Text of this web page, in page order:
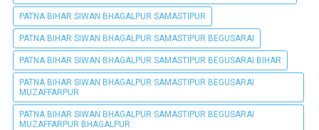
PATNA BIHAR SIWAN BHAGALPUR SAMASTIPUR
PATNA BIHAR SIWAN BHAGALPUR SAMASTIPUR BEGUSARAI
PATNA BIHAR SIWAN BHAGALPUR SAMASTIPUR BEGUSARAI BIHAR
PATNA BIHAR SIWAN BHAGALPUR SAMASTIPUR BEGUSARAI
MUZAFFARPUR
PATNA BIHAR SIWAN BHAGALPUR SAMASTIPUR BEGUSARAI
MUZAFFARPUR BHAGALPUR